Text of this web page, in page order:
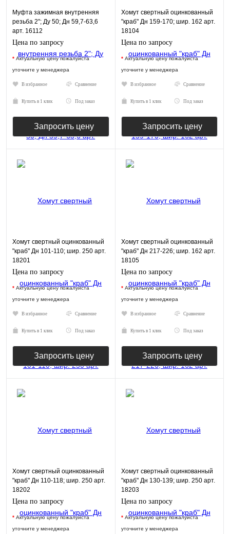
Муфта зажимная внутренняя
резьба 2"; Ду 50; Дн 59,7-63,6
арт. 16112
Цена по запросу
* Актуальную цену пожалуйста
уточните у менеджера
В избранное Сравнение
Купить в 1 клик Под заказ
Запросить цену
Хомут свертный оцинкованный
"краб" Дн 159-170; шир. 162 арт.
18104
Цена по запросу
* Актуальную цену пожалуйста
уточните у менеджера
В избранное Сравнение
Купить в 1 клик Под заказ
Запросить цену
Хомут свертный оцинкованный
"краб" Дн 101-110; шир. 250 арт.
18201
Цена по запросу
* Актуальную цену пожалуйста
уточните у менеджера
В избранное Сравнение
Купить в 1 клик Под заказ
Запросить цену
Хомут свертный оцинкованный
"краб" Дн 217-226; шир. 162 арт.
18105
Цена по запросу
* Актуальную цену пожалуйста
уточните у менеджера
В избранное Сравнение
Купить в 1 клик Под заказ
Запросить цену
Хомут свертный оцинкованный
"краб" Дн 110-118; шир. 250 арт.
18202
Цена по запросу
* Актуальную цену пожалуйста
уточните у менеджера
Хомут свертный оцинкованный
"краб" Дн 130-139; шир. 250 арт.
18203
Цена по запросу
* Актуальную цену пожалуйста
уточните у менеджера